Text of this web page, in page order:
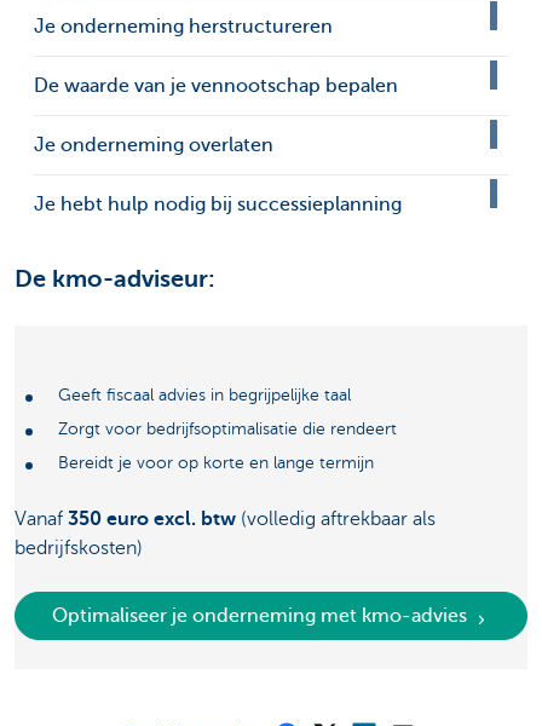
Je onderneming herstructureren
De waarde van je vennootschap bepalen
Je onderneming overlaten
Je hebt hulp nodig bij successieplanning
De kmo-adviseur:
Geeft fiscaal advies in begrijpelijke taal
Zorgt voor bedrijfsoptimalisatie die rendeert
Bereidt je voor op korte en lange termijn
Vanaf 350 euro excl. btw (volledig aftrekbaar als
bedrijfskosten)
Optimaliseer je onderneming met kmo-advies